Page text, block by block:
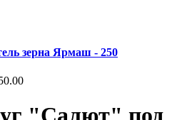
зерна Ярмаш - 250